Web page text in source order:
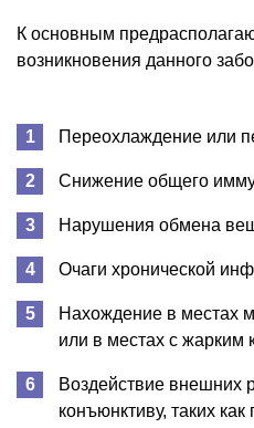
К основным
возникновения данного
Переохлаждение или
Снижение общего
Нарушения обмена
Очаги хронической
Нахождение в местах
или в местах с жарким
Воздействие внешних
конъюнктиву, таких